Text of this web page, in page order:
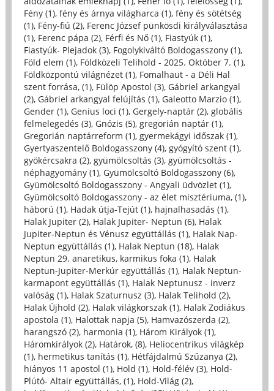
Fény (1), fény és árnya világharca (1), fény és sötétség
(1), Fény-fiú (2), Ferenc József pünkösdi királyválasztása
(1), Ferenc pápa (2), Férfi és Nő (1), Fiastyúk (1),
Fiastyúk- Plejadok (3), Fogolykiváltó Boldogasszony (1),
Föld elem (1), Földközeli Telihold - 2025. Október 7. (1),
Földközpontú világnézet (1), Fomalhaut - a Déli Hal
szent forrása, (1), Fülöp Apostol (3), Gábriel arkangyal
(2), Gábriel arkangyal felújítás (1), Galeotto Marzio (1),
Gender (1), Genius loci (1), Gergely-naptár (2), globális
felmelegedés (3), Gnózis (5), gregorián naptár (1),
Gregorián naptárreform (1), gyermekágyi időszak (1),
Gyertyaszentelő Boldogasszony (4), gyógyító szent (1),
gyökércsakra (2), gyümölcsoltás (3), gyümölcsoltás -
néphagyomány (1), Gyümölcsoltó Boldogasszony (6),
Gyümölcsoltó Boldogasszony - Angyali üdvözlet (1),
Gyümölcsoltó Boldogasszony - az élet misztériuma, (1),
háború (1), Hadak útja-Tejút (1), hajnalhasadás (1),
Halak Jupiter (2), Halak Jupiter- Neptun (6), Halak
Jupiter-Neptun és Vénusz együttállás (1), Halak Nap-
Neptun együttállás (1), Halak Neptun (18), Halak
Neptun 29. anaretikus, karmikus foka (1), Halak
Neptun-Jupiter-Merkúr együttállás (1), Halak Neptun-
karmapont együttállás (1), Halak Neptunusz - inverz
valóság (1), Halak Szaturnusz (3), Halak Telihold (2),
Halak Újhold (2), Halak világkorszak (1), Halak Zodiákus
apostola (1), Halottak napja (5), Hamvazószerda (2),
harangszó (2), harmonia (1), Három Királyok (1),
Háromkirályok (2), Határok, (8), Heliocentrikus világkép
(1), hermetikus tanítás (1), Hétfájdalmú Szűzanya (2),
hiányos 11 apostol (1), Hold (1), Hold-félév (3), Hold-
Plútó- Altair együttállás, (1), Hold-Világ (2),